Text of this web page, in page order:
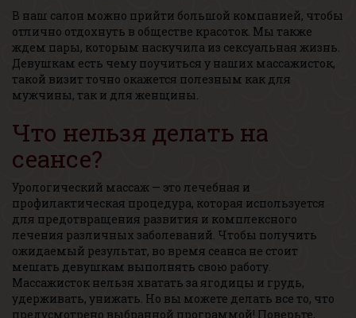
В наш салон можно прийти большой компанией, чтобы
отлично отдохнуть в обществе красоток. Мы также
ждем пары, которым наскучила из сексуальная жизнь.
Девушкам есть чему поучиться у наших массажисток,
такой визит точно окажется полезным как для
мужчины, так и для женщины.
Что нельзя делать на
сеансе?
Урологический массаж — это лечебная и
профилактическая процедура, которая используется
для предотвращения развития и комплексного
лечения различных заболеваний. Чтобы получить
ожидаемый результат, во время сеанса не стоит
мешать девушкам выполнять свою работу.
Массажисток нельзя хватать за ягодицы и грудь,
удерживать, унижать. Но вы можете делать все то, что
предусмотрено выбранной программой! Поверьте,